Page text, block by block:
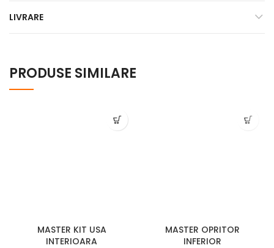
LIVRARE
PRODUSE SIMILARE
MASTER KIT USA
INTERIOARA
MASTER OPRITOR
INFERIOR